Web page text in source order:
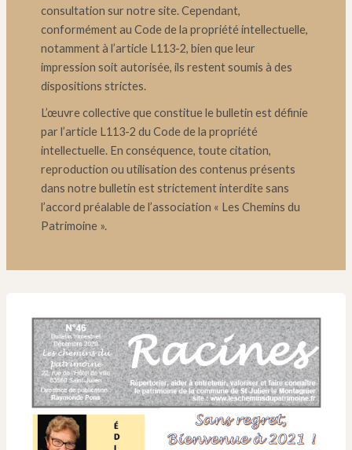
consultation sur notre site. Cependant,
conformément au Code de la propriété intellectuelle,
notamment à l’article L113-2, bien que leur
impression soit autorisée, ils restent soumis à des
dispositions strictes.
L’œuvre collective que constitue le bulletin est définie
par l’article L113-2 du Code de la propriété
intellectuelle. En conséquence, toute citation,
reproduction ou utilisation des contenus présents
dans notre bulletin est strictement interdite sans
l’accord préalable de l’association « Les Chemins du
Patrimoine ».